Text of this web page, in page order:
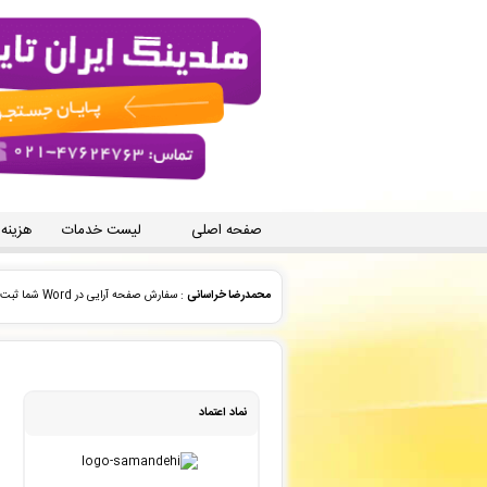
صفحه اصلی لیست خدمات
نمايندگي ايدا جعفری: سفارش ترجمه، شما ثبت شد به
محمدلقمان حسینی: سفارش چاپ و نشر کتاب شما بررسی
محمدلقمان حسینی: سفارش چاپ و نشر کتاب شما ثبت شد
نماد اعتماد